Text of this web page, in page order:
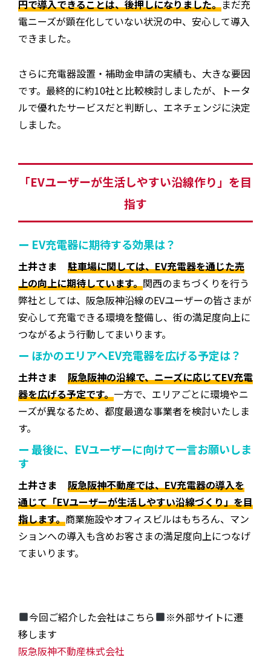
円で導入できることは、後押しになりました。まだ充
電ニーズが顕在化していない状況の中、安心して導入
できました。
さらに充電器設置・補助金申請の実績も、大きな要因
です。最終的に約10社と比較検討しましたが、トータ
ルで優れたサービスだと判断し、エネチェンジに決定
しました。
「EVユーザーが生活しやすい沿線作り」を目
指す
ー EV充電器に期待する効果は？
土井さま
駐車場に関しては、EV充電器を通じた売
上の向上に期待しています。関西のまちづくりを行う
弊社としては、阪急阪神沿線のEVユーザーの皆さまが
安心して充電できる環境を整備し、街の満足度向上に
つながるよう行動してまいります。
ー ほかのエリアへEV充電器を広げる予定は？
土井さま
阪急阪神の沿線で、ニーズに応じてEV充電
器を広げる予定です。一方で、エリアごとに環境やニ
ーズが異なるため、都度最適な事業者を検討いたしま
す。
ー 最後に、EVユーザーに向けて一言お願いしま
す
土井さま
阪急阪神不動産では、EV充電器の導入を
通じて「EVユーザーが生活しやすい沿線づくり」を目
指します。商業施設やオフィスビルはもちろん、マン
ションへの導入も含めお客さまの満足度向上につなげ
てまいります。
今回ご紹介した会社はこちら
※外部サイトに遷
移します
阪急阪神不動産株式会社